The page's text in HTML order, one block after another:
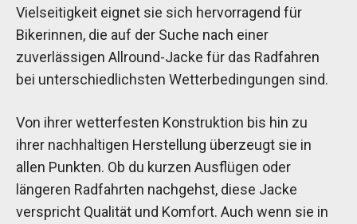
Vielseitigkeit eignet sie sich hervorragend für
Bikerinnen, die auf der Suche nach einer
zuverlässigen Allround-Jacke für das Radfahren
bei unterschiedlichsten Wetterbedingungen sind.
Von ihrer wetterfesten Konstruktion bis hin zu
ihrer nachhaltigen Herstellung überzeugt sie in
allen Punkten. Ob du kurzen Ausflügen oder
längeren Radfahrten nachgehst, diese Jacke
verspricht Qualität und Komfort. Auch wenn sie in